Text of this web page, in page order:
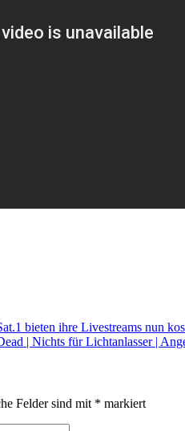
bieten ihre Livestreams nun
| Nichts für Lichtanlasser |
Felder sind mit * markiert